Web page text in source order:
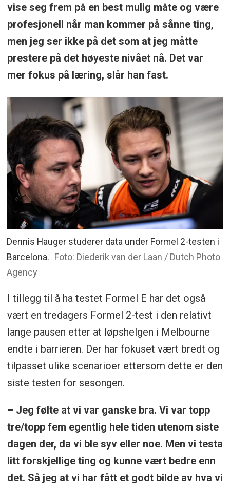
vise seg frem på en best mulig måte og være
profesjonell når man kommer på sånne ting,
men jeg ser ikke på det som at jeg måtte
prestere på det høyeste nivået nå. Det var
mer fokus på læring, slår han fast.
Dennis Hauger studerer data under Formel 2-testen i
Barcelona. Foto: Diederik van der Laan / Dutch Photo
Agency
I tillegg til å ha testet Formel E har det også
vært en tredagers Formel 2-test i den relativt
lange pausen etter at løpshelgen i Melbourne
endte i barrieren. Der har fokuset vært bredt og
tilpasset ulike scenarioer ettersom dette er den
siste testen for sesongen.
– Jeg følte at vi var ganske bra. Vi var topp
tre/topp fem egentlig hele tiden utenom siste
dagen der, da vi ble syv eller noe. Men vi testa
litt forskjellige ting og kunne vært bedre enn
det. Så jeg at vi har fått et godt bilde av hva vi